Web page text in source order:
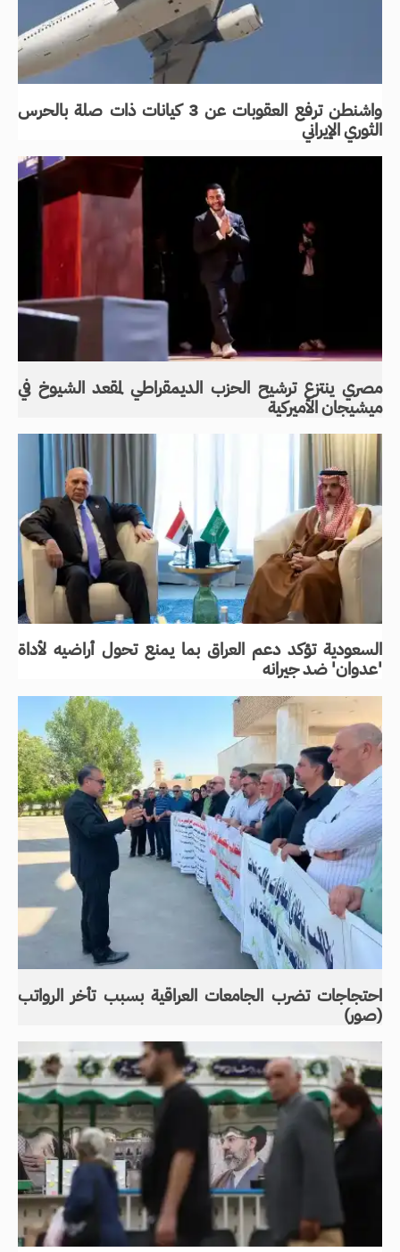
واشنطن ترفع العقوبات عن 3 كيانات ذات صلة بالحرس
الثوري الإيراني
مصري ينتزع ترشيح الحزب الديمقراطي لمقعد الشيوخ في
ميشيجان الأميركية
السعودية تؤكد دعم العراق بما يمنع تحول أراضيه لأداة
'عدوان' ضد جيرانه
احتجاجات تضرب الجامعات العراقية بسبب تأخر الرواتب
(صور)